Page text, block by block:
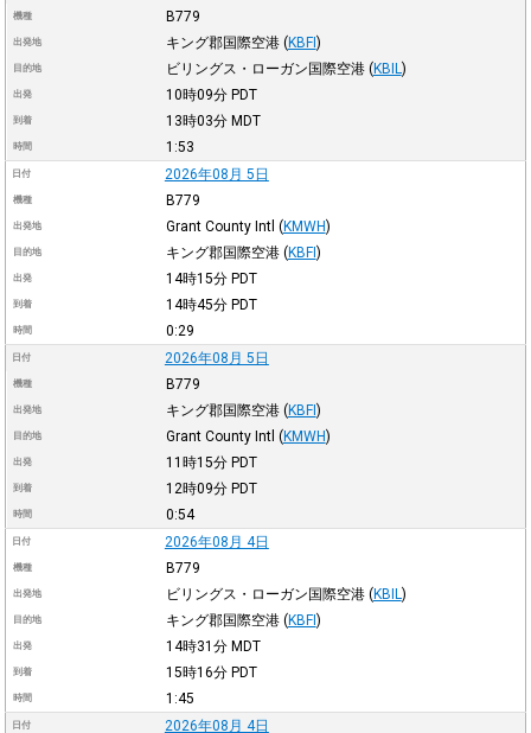
機種 B779
出発地 キング郡国際空港 (KBFI)
目的地 ビリングス・ローガン国際空港 (KBIL )
出発 10時09分 PDT
到着 13時03分 MDT
時間 1:53
日付 2026年08月 5日
機種 B779
出発地 Grant County Intl (KMWH)
目的地 キング郡国際空港 (KBFI)
出発 14時15分 PDT
到着 14時45分 PDT
時間 0:29
日付 2026年08月 5日
機種 B779
出発地 キング郡国際空港 (KBFI)
目的地 Grant County Intl (KMWH)
出発 11時15分 PDT
到着 12時09分 PDT
時間 0:54
日付 2026年08月 4日
機種 B779
出発地 ビリングス・ローガン国際空港 (KBIL )
目的地 キング郡国際空港 (KBFI)
出発 14時31分 MDT
到着 15時16分 PDT
時間 1:45
日付 2026年08月 4日